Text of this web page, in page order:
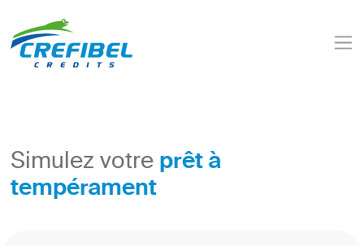
Simulez votreprêt à
tempérament